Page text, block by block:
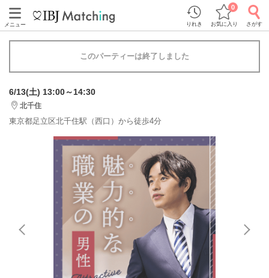
メニュー りれき お気に入り
0
さがす
このパーティーは終了しました
6/13(土) 13:00～14:30
北千住
東京都足立区北千住駅（西口）から徒歩4分